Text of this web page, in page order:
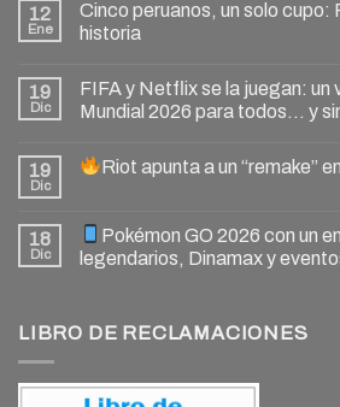
12
Ene
Cinco peruanos, un solo cupo:
historia
19
Dic
FIFA y Netflix se la juegan: un
Mundial 2026 para todos… y
19
Dic
Riot apunta a un “remake”
18
Dic
Pokémon GO 2026 con un
legendarios, Dinamax y
LIBRO DE RECLAMACIONES